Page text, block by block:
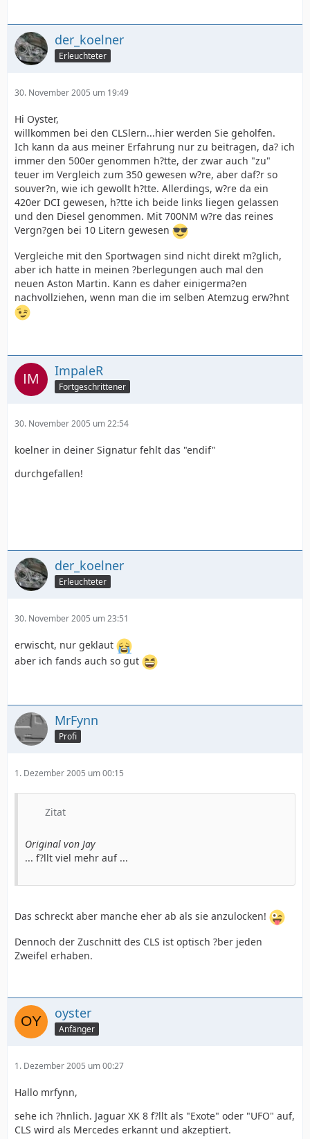
der_koelner
Erleuchteter
30. November 2005 um 19:49
Hi Oyster,
willkommen bei den CLSlern...hier werden Sie geholfen.
Ich kann da aus meiner Erfahrung nur zu beitragen, da? ich
immer den 500er genommen h?tte, der zwar auch "zu"
teuer im Vergleich zum 350 gewesen w?re, aber daf?r so
souver?n, wie ich gewollt h?tte. Allerdings, w?re da ein
420er DCI gewesen, h?tte ich beide links liegen gelassen
und den Diesel genommen. Mit 700NM w?re das reines
Vergn?gen bei 10 Litern gewesen
Vergleiche mit den Sportwagen sind nicht direkt m?glich,
aber ich hatte in meinen ?berlegungen auch mal den
neuen Aston Martin. Kann es daher einigerma?en
nachvollziehen, wenn man die im selben Atemzug erw?hnt
ImpaleR
Fortgeschrittener
30. November 2005 um 22:54
koelner in deiner Signatur fehlt das "endif"
durchgefallen!
der_koelner
Erleuchteter
30. November 2005 um 23:51
erwischt, nur geklaut
aber ich fands auch so gut
MrFynn
Profi
1. Dezember 2005 um 00:15
Zitat
Original von Jay
... f?llt viel mehr auf ...
Das schreckt aber manche eher ab als sie anzulocken!
Dennoch der Zuschnitt des CLS ist optisch ?ber jeden
Zweifel erhaben.
oyster
Anfänger
1. Dezember 2005 um 00:27
Hallo mrfynn,
sehe ich ?hnlich. Jaguar XK 8 f?llt als "Exote" oder "UFO" auf,
CLS wird als Mercedes erkannt und akzeptiert.